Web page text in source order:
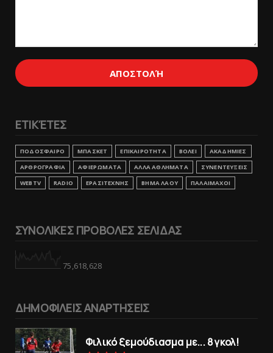
ΕΤΙΚΈΤΕΣ
ΠΟΔΟΣΦΑΙΡΟ ΜΠΑΣΚΕΤ ΕΠΙΚΑΙΡΟΤΗΤΑ ΒΟΛΕΙ
ΑΚΑΔΗΜΙΕΣ
ΑΡΘΡΟΓΡΑΦΙΑ
ΑΦΙΕΡΩΜΑΤΑ ΑΛΛΑ ΑΘΛΗΜΑΤΑ
ΣΥΝΕΝΤΕΥΞΕΙΣ
WEBTV
RADIO ΕΡΑΣΙΤΕΧΝΗΣ ΒΗΜΑ ΛΑΟΥ ΠΑΛΑΙΜΑΧΟΙ
ΣΥΝΟΛΙΚΕΣ ΠΡΟΒΟΛΕΣ ΣΕΛΙΔΑΣ
75,618,628
ΔΗΜΟΦΙΛΕΙΣ ΑΝΑΡΤΗΣΕΙΣ
Φιλικό ξεμούδιασμα με... 8 γκολ!